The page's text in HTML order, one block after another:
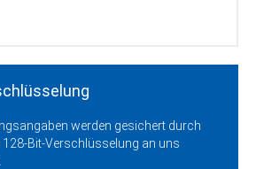
Adresse: 26419
Ladestrassewerden gesichert durch
Bit-Verschlüsselung an uns